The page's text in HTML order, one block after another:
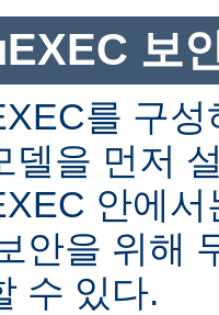
보
를 구
델을 먼저
안에
안을 위해
수 있다.